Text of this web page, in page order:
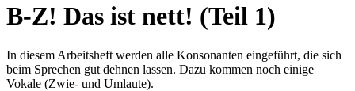
B-Z! Das ist nett! (Teil 1)
In diesem Arbeitsheft werden alle Konsonanten eingeführt, die sich
beim Sprechen gut dehnen lassen. Dazu kommen noch einige
Vokale (Zwie- und Umlaute).